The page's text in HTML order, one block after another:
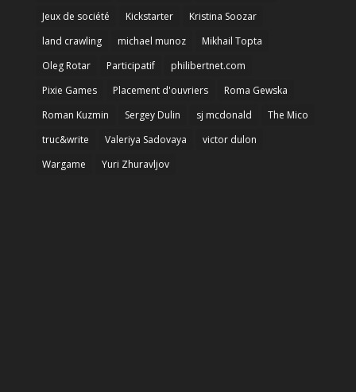
Jeux de société
Kickstarter
Kristina Soozar
land crawling
michael munoz
Mikhail Topta
Oleg Rotar
Participatif
philibertnet.com
Pixie Games
Placement d'ouvriers
Roma Gewska
Roman Kuzmin
Sergey Dulin sj mcdonald
The Mico
truc&write
Valeriya Sadovaya
victor dulon
Wargame
Yuri Zhuravljov